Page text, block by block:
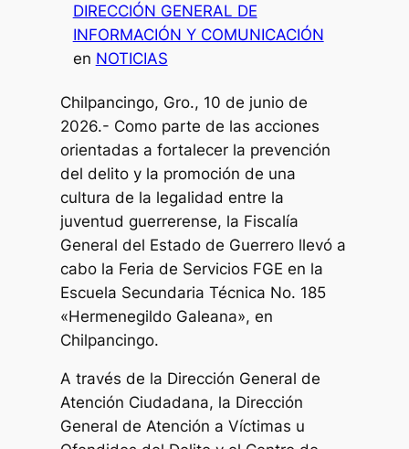
DIRECCIÓN GENERAL DE
INFORMACIÓN Y COMUNICACIÓN
en NOTICIAS
Chilpancingo, Gro., 10 de junio de
2026.- Como parte de las acciones
orientadas a fortalecer la prevención
del delito y la promoción de una
cultura de la legalidad entre la
juventud guerrerense, la Fiscalía
General del Estado de Guerrero llevó a
cabo la Feria de Servicios FGE en la
Escuela Secundaria Técnica No. 185
«Hermenegildo Galeana», en
Chilpancingo.
A través de la Dirección General de
Atención Ciudadana, la Dirección
General de Atención a Víctimas u